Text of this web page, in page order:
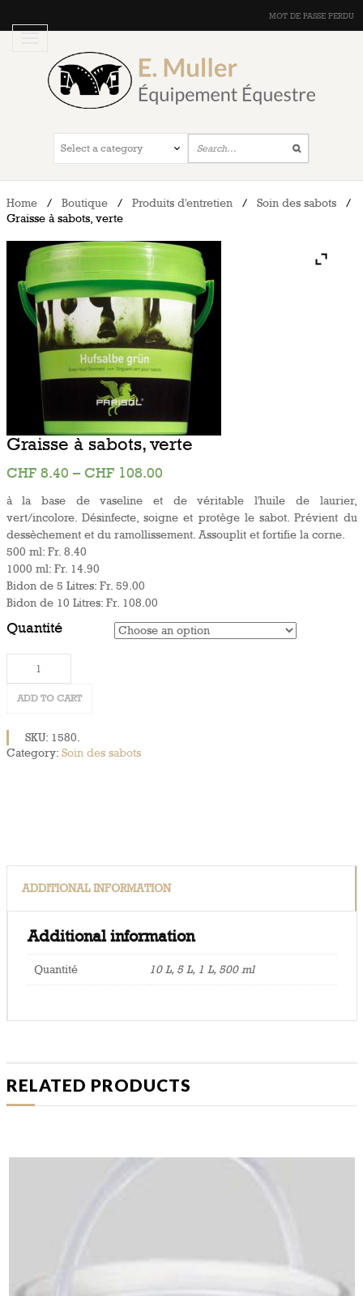
MOT DE PASSE PERDU
Home / Boutique / Produits d'entretien / Soin des sabots
/
Graisse à sabots, verte
Graisse à sabots, verte
CHF8.40 – CHF108.00
à la base de vaseline et de véritable l'huile de laurier,
vert/incolore. Désinfecte, soigne et protège le sabot. Prévient du
dessèchement et du ramollissement. Assouplit et fortifie la corne.
500 ml: Fr. 8.40
1000 ml: Fr. 14.90
Bidon de 5 Litres: Fr. 59.00
Bidon de 10 Litres: Fr. 108.00
Quantité
Graisse
à
sabots,
quantity
ADD TO CART
SKU: 1580.
Category: Soin des sabots
ADDITIONAL INFORMATION
Additional information
Quantité 10 L, 5 L, 1 L, 500 ml
RELATED PRODUCTS